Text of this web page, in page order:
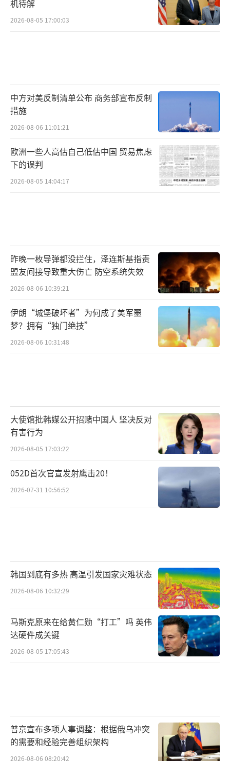
机待解
2026-08-05 17:00:03
中方对美反制清单公布 商务部宣布反制
措施
2026-08-06 11:01:21
欧洲一些人高估自己低估中国 贸易焦虑
下的误判
2026-08-05 14:04:17
昨晚一枚导弹都没拦住，泽连斯基指责
盟友间接导致重大伤亡 防空系统失效
2026-08-06 10:39:21
伊朗“城堡破坏者”为何成了美军噩
梦？拥有“独门绝技”
2026-08-06 10:31:48
大使馆批韩媒公开招赌中国人 坚决反对
有害行为
2026-08-05 17:03:22
052D首次官宣发射鹰击20！
2026-07-31 10:56:52
韩国到底有多热 高温引发国家灾难状态
2026-08-06 10:32:29
马斯克原来在给黄仁勋“打工”吗 英伟
达硬件成关键
2026-08-05 17:05:43
普京宣布多项人事调整：根据俄乌冲突
的需要和经验完善组织架构
2026-08-06 08:20:42